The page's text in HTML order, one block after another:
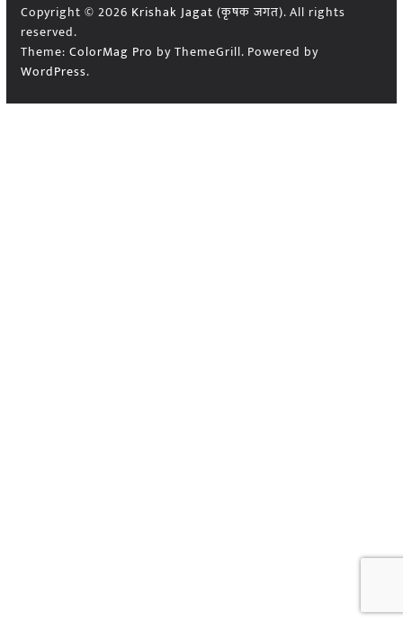
Copyright © 2026 Krishak Jagat (कृषक जगत). All rights
reserved.
Theme: ColorMag Pro by ThemeGrill. Powered by
WordPress.